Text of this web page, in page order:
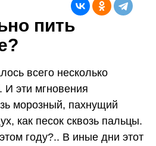
пить
всего несколько
И эти мгновения
морозный, пахнущий
как песок сквозь пальцы.
году?.. В иные дни этот